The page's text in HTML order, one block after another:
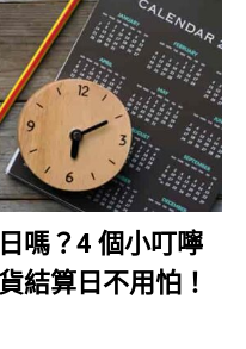
嗎？4 個小叮嚀
結算日不用怕！